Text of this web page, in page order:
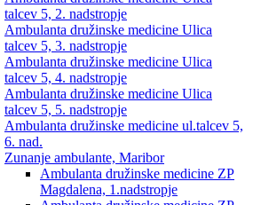
talcev 5, 2. nadstropje
Ambulanta družinske medicine Ulica
talcev 5, 3. nadstropje
Ambulanta družinske medicine Ulica
talcev 5, 4. nadstropje
Ambulanta družinske medicine Ulica
talcev 5, 5. nadstropje
Ambulanta družinske medicine ul.talcev 5,
6. nad.
Zunanje ambulante, Maribor
Ambulanta družinske medicine ZP
Magdalena, 1.nadstropje